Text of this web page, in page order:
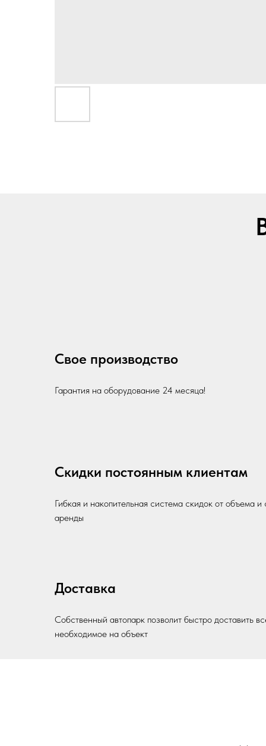
Свое производство
Гарантия на оборудование 24 месяца!
Скидки постоянным клиентам
Гибкая и накопительная система скидок от объема и
аренды
Доставка
Собственный автопарк позволит быстро доставить
необходимое на объект